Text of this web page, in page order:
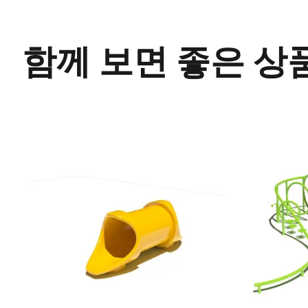
함께 보면 좋은 상